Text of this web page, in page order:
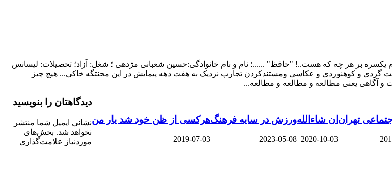
بر هر چه که هست..! "حافظ" ......؛ نام و نام خانوادگی:حسین شعبانی مژدهی ؛ شغل: آزاد؛ تحصیلات: لیسانس
گردی و کوهنوردی و عکاسی ومستندکردن تجارب نزدیک به هفت دهه پیمایش در این محنتگه خاکی... هیچ چیز
و آگاهی یعنی مطالعه و مطالعه و مطالعه...
تهران ان شاءالله
2020-10-03
ورزش در سایه فرهنگ
2023-05-08
هرکسی از ظن خود شد یار من
2019-07-03
دیدگاهتان را بنویسید
نشانی ایمیل شما منتشر
نخواهد شد. بخش‌های
موردنیاز علامت‌گذاری